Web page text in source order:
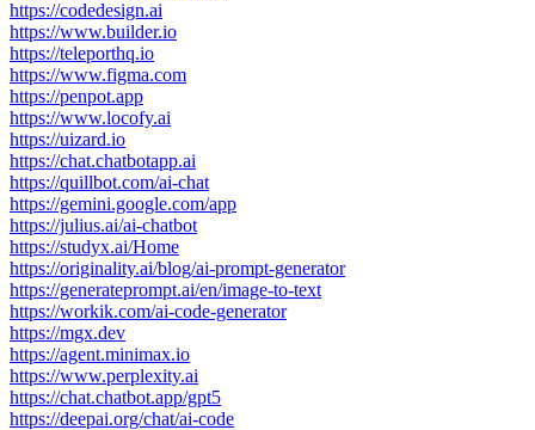
https://codedesign.ai
https://www.builder.io
https://teleporthq.io
https://www.figma.com
https://penpot.app
https://www.locofy.ai
https://uizard.io
https://chat.chatbotapp.ai
https://quillbot.com/ai-chat
https://gemini.google.com/app
https://julius.ai/ai-chatbot
https://studyx.ai/Home
https://originality.ai/blog/ai-prompt-generator
https://generateprompt.ai/en/image-to-text
https://workik.com/ai-code-generator
https://mgx.dev
https://agent.minimax.io
https://www.perplexity.ai
https://chat.chatbot.app/gpt5
https://deepai.org/chat/ai-code